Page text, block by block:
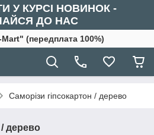
У КУРСІ НОВИНОК -
ДО НАС
(передплата 100%)
Саморізи гіпсокартон / дерево
/ дерево